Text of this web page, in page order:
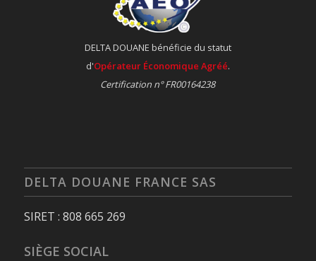
DELTA DOUANE bénéficie du statut
d'Opérateur Économique Agréé.
Certification n° FR00164238
DELTA DOUANE FRANCE SAS
SIRET : 808 665 269
SIÈGE SOCIAL